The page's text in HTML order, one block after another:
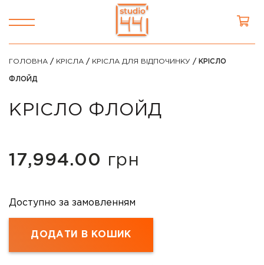
ГОЛОВНА / КРІСЛА / КРІСЛА ДЛЯ ВІДПОЧИНКУ / КРІСЛО
ФЛОЙД
КРІСЛО ФЛОЙД
17,994.00 грн
Доступно за замовленням
ДОДАТИ В КОШИК